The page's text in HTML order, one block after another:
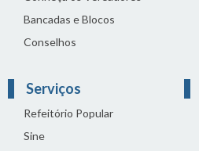
Bancadas e Blocos
Conselhos
Serviços
Refeitório Popular
Sine